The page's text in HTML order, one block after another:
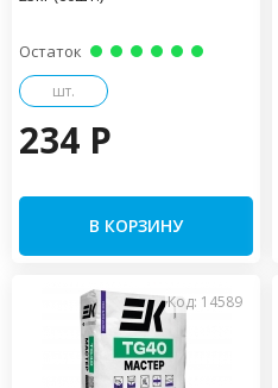
Остаток
шт.
234 P
В КОРЗИНУ
Код: 14589